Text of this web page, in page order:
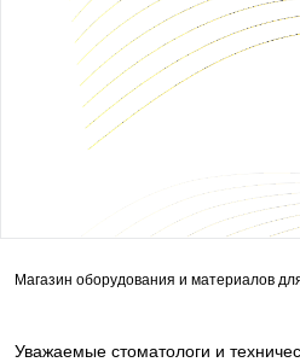
Магазин оборудования и материалов
Уважаемые стоматологи и